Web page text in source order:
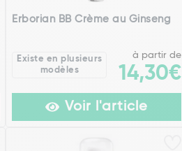
Erborian BB Crème au Ginseng
Existe en plusieurs
modèles
à partir de
14,30€
Voir l'article